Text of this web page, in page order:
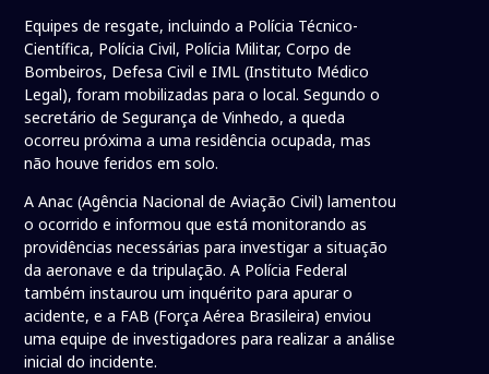
Equipes de resgate, incluindo a Polícia Técnico-
Científica, Polícia Civil, Polícia Militar, Corpo de
Bombeiros, Defesa Civil e IML (Instituto Médico
Legal), foram mobilizadas para o local. Segundo o
secretário de Segurança de Vinhedo, a queda
ocorreu próxima a uma residência ocupada, mas
não houve feridos em solo.
A Anac (Agência Nacional de Aviação Civil) lamentou
o ocorrido e informou que está monitorando as
providências necessárias para investigar a situação
da aeronave e da tripulação. A Polícia Federal
também instaurou um inquérito para apurar o
acidente, e a FAB (Força Aérea Brasileira) enviou
uma equipe de investigadores para realizar a análise
inicial do incidente.